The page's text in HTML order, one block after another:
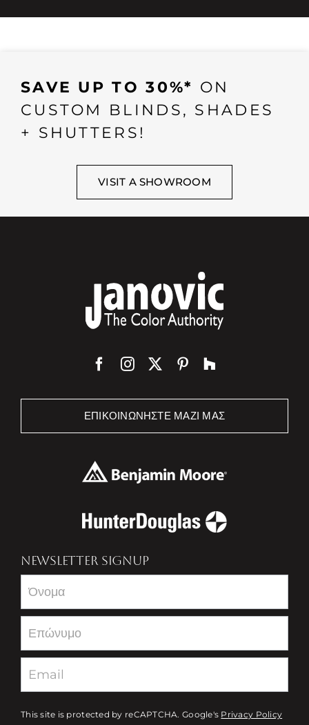
SAVE UP TO 30%* ON
CUSTOM BLINDS, SHADES
+ SHUTTERS!
VISIT A SHOWROOM
ΕΠΙΚΟΙΝΩΝΉΣΤΕ ΜΑΖΊ ΜΑΣ
NEWSLETTER SIGNUP
Newsletter
This site is protected by reCAPTCHA. Google's Privacy Policy